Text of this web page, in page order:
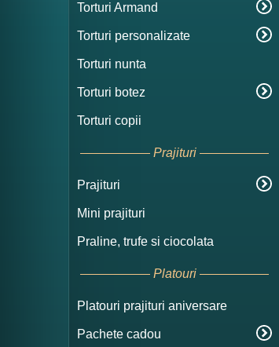
Torturi Armand
Torturi personalizate
Torturi nunta
Torturi botez
Torturi copii
Prajituri
Prajituri
Mini prajituri
Praline, trufe si ciocolata
Platouri
Platouri prajituri aniversare
Pachete cadou